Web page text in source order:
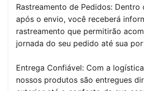
Rastreamento de Pedidos: Dentro
após o envio, você receberá
rastreamento que permitirão
jornada do seu pedido até sua
Entrega Confiável: Com a
nossos produtos são entregues